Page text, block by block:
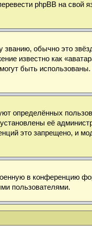
phpBB на
обычно это
известно как
быть
определённых
её
это запрещено, и
в конференцию
пользователями.